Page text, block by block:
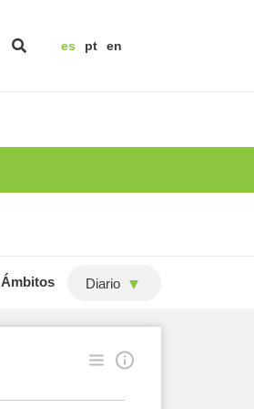
es pt en
Ámbitos Diario